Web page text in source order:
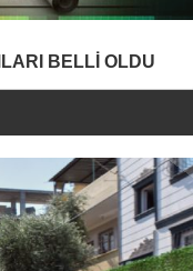
BELLİ OLDU